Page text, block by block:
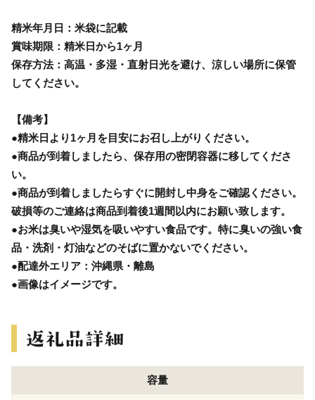
精米年月日：米袋に記載
賞味期限：精米日から1ヶ月
保存方法：高温・多湿・直射日光を避け、涼しい場所に保管
してください。
【備考】
●精米日より1ヶ月を目安にお召し上がりください。
●商品が到着しましたら、保存用の密閉容器に移してくださ
い。
●商品が到着しましたらすぐに開封し中身をご確認ください。
破損等のご連絡は商品到着後1週間以内にお願い致します。
●お米は臭いや湿気を吸いやすい食品です。特に臭いの強い食
品・洗剤・灯油などのそばに置かないでください。
●配達外エリア：沖縄県・離島
●画像はイメージです。
容量